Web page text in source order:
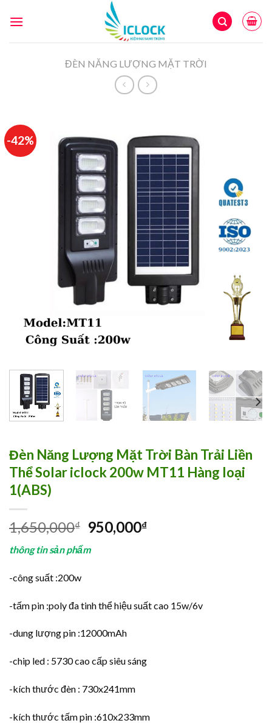
ĐÈN NĂNG LƯỢNG MẶT TRỜI
-42%
Đèn Năng Lượng Mặt Trời Bàn Trải Liền
Thể Solar iclock 200w MT11 Hàng loại
1(ABS)
1,650,000₫ 950,000₫
thông tin sản phẩm
-công suất :200w
-tấm pin :poly đa tinh thể hiệu suất cao 15w/6v
-dung lượng pin :12000mAh
-chip led : 5730 cao cấp siêu sáng
-kích thước đèn : 730x241mm
-kích thước tấm pin :610x233mm